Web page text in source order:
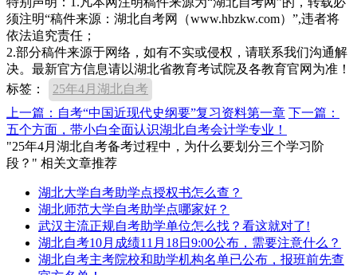
须注明“稿件来源：湖北自考网（www.hbzkw.com）”,违者将
依法追究责任；
2.部分稿件来源于网络，如有不实或侵权，请联系我们沟通解
决。最新官方信息请以湖北省教育考试院及各教育官网为准！
标签：
25年4月湖北自考
上一篇：自考“中国近现代史纲要”复习资料第一章 下一篇：
五个方面，带小白全面认识湖北自考会计学专业！
"25年4月湖北自考备考过程中，为什么要划分三个学习阶
段？" 相关文章推荐
湖北大学自考助学点授权书怎么查？
湖北师范大学自考助学点哪家好？
武汉主流正规自考助学单位怎么找？看这就对了!
湖北自考10月成绩11月18日9:00公布，需要注意什么？
湖北自考主考院校和助学机构名单已公布，报班前先查